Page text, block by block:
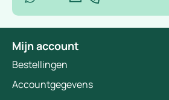
Mijn account
Bestellingen
Accountgegevens